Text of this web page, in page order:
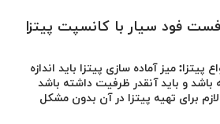
فست فود سیار با کانسپت پیتزا
پیتزا: میز آماده سازی پیتزا باید اندازه
باشد و باید آنقدر ظرفیت داشته باشد
لازم برای تهیه پیتزا در آن بدون مشکل